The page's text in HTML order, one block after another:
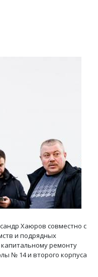
Хаюров совместно с
и подрядных
ремонту
№ 14 и второго корпуса